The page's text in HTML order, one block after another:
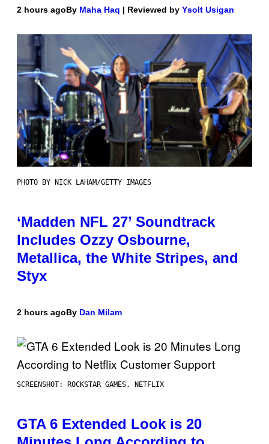
2 hours agoBy Maha Haq | Reviewed by Ysolt Usigan
PHOTO BY NICK LAHAM/GETTY IMAGES
‘Madden NFL 27’ Soundtrack
Includes Ozzy Osbourne,
Metallica, the White Stripes, and
Styx
2 hours agoBy Dan Milam
SCREENSHOT: ROCKSTAR GAMES, NETFLIX
GTA 6 Extended Look is 20